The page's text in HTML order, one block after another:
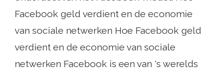
Facebook geld verdient en de economie
van sociale netwerken Hoe Facebook geld
verdient en de economie van sociale
netwerken Facebook is een van 's werelds